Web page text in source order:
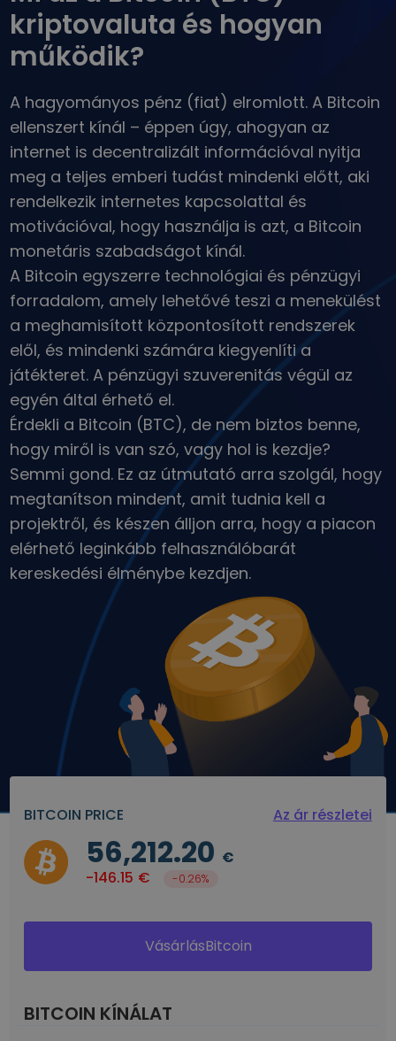
Mi lenne akkor, ha 100 € értékben vásároltam volna…
...ma ennyit érne
Intelligens portfóliók
A kriptovalutákba való befektetés okos módja
Egy biztonságos és egyszerű kriptotárca
Kriptovaluta bevétel
Kapj jutalmakat a kriptod után
Trezor
Takaríts meg kriptot a jövődért
Ismétlődő vásárlás
Rendszeresen ütemezett befektetések (DCA)
Árriasztások
Kedvenc tokenjeid valós idejű árfrissítései
Eszközök felfedezése
Fedezz fel befektetési lehetőségeket
Portfólióelemzés
Intelligens betekintés az optimális teljesítmény érdekében
kriptovaluta és hogyan
működik?
A hagyományos pénz (fiat) elromlott. A Bitcoin
ellenszert kínál – éppen úgy, ahogyan az
internet is decentralizált információval nyitja
meg a teljes emberi tudást mindenki előtt, aki
rendelkezik internetes kapcsolattal és
motivációval, hogy használja is azt, a Bitcoin
monetáris szabadságot kínál.
A Bitcoin egyszerre technológiai és pénzügyi
forradalom, amely lehetővé teszi a menekülést
a meghamisított központosított rendszerek
elől, és mindenki számára kiegyenlíti a
játékteret. A pénzügyi szuverenitás végül az
egyén által érhető el.
Érdekli a Bitcoin (BTC), de nem biztos benne,
hogy miről is van szó, vagy hol is kezdje?
Semmi gond. Ez az útmutató arra szolgál, hogy
megtanítson mindent, amit tudnia kell a
projektről, és készen álljon arra, hogy a piacon
elérhető leginkább felhasználóbarát
kereskedési élménybe kezdjen.
BITCOIN PRICE Az ár részletei
56,212.20 €
-146.15 € -0.26%
VásárlásBitcoin
BITCOIN KÍNÁLAT